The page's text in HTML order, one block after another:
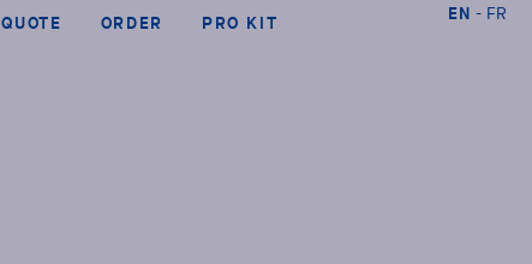
QUOTE ORDER PRO KIT EN FR